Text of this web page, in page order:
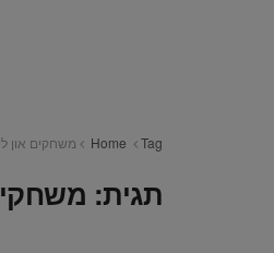
Home Tag משחקים און
תגית: